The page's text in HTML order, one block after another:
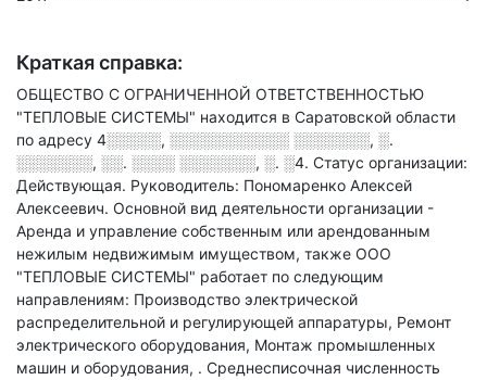
Краткая справка:
ОБЩЕСТВО С ОГРАНИЧЕННОЙ ОТВЕТСТВЕННОСТЬЮ
"ТЕПЛОВЫЕ СИСТЕМЫ" находится в Саратовской области
по адресу 4░░░░░, ░░░░░░░░░░░ ░░░░░░░, ░.
░░░░░░░, ░░. ░░░░ ░░░░░░░, ░. ░4. Статус организации:
Действующая. Руководитель: Пономаренко Алексей
Алексеевич. Основной вид деятельности организации -
Аренда и управление собственным или арендованным
нежилым недвижимым имуществом, также ООО
"ТЕПЛОВЫЕ СИСТЕМЫ" работает по следующим
направлениям: Производство электрической
распределительной и регулирующей аппаратуры, Ремонт
электрического оборудования, Монтаж промышленных
машин и оборудования, . Среднесписочная численность